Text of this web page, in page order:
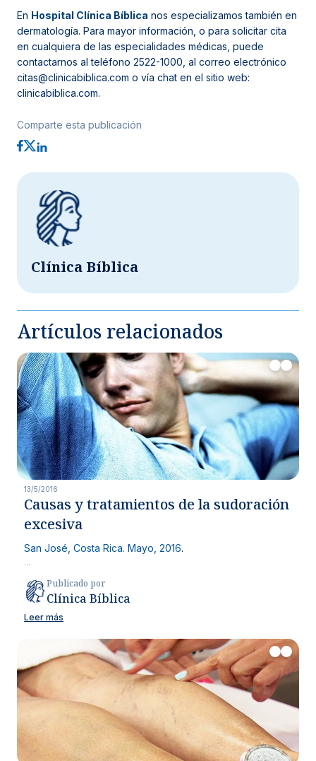
En Hospital Clínica Bíblica nos especializamos también en
dermatología. Para mayor información, o para solicitar cita
en cualquiera de las especialidades médicas, puede
contactarnos al teléfono 2522-1000, al correo electrónico
citas@clinicabiblica.com o vía chat en el sitio web:
clinicabiblica.com.
Comparte esta publicación
Clínica Bíblica
Artículos relacionados
13/5/2016
Causas y tratamientos de la sudoración
excesiva
San José, Costa Rica. Mayo, 2016.
Publicado por
Clínica Bíblica
Leer más